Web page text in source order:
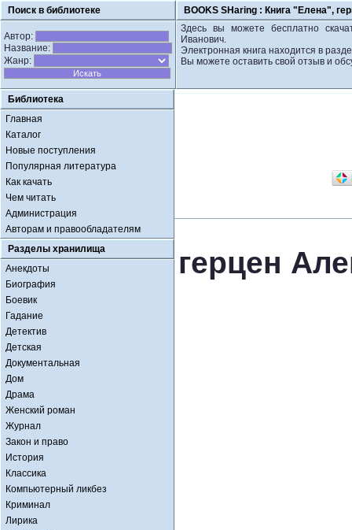
Поиск в библиотеке BOOKS SHaring : Книга "Елена",
Автор:
Название:
Жанр:
Здесь вы можете бесплатно
Иванович.
Электронная книга находится в
Вы можете оставить свой отзыв и
Библиотека
Главная
Каталог
Новые поступления
Популярная литература
Как качать
Чем читать
Администрация
Авторам и правообладателям
Разделы хранилища
Анекдоты
Биография
Боевик
Гадание
Детектив
Детская
Документальная
Дом
Драма
Женский роман
Журнал
Закон и право
История
Классика
Компьютерный ликбез
Криминал
Лирика
герцен